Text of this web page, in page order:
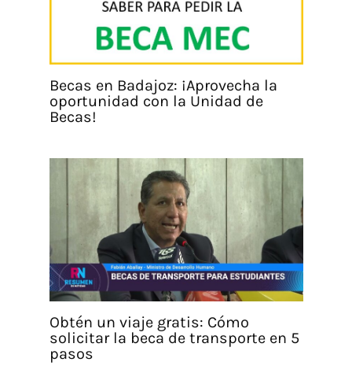
Becas en Badajoz: ¡Aprovecha la
oportunidad con la Unidad de
Becas!
Obtén un viaje gratis: Cómo
solicitar la beca de transporte en 5
pasos